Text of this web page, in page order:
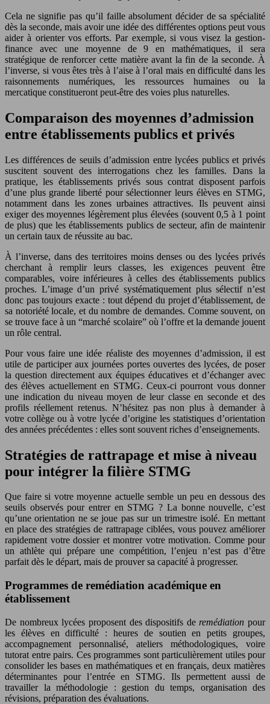
Cela ne signifie pas qu’il faille absolument décider de sa spécialité
dès la seconde, mais avoir une idée des différentes options peut vous
aider à orienter vos efforts. Par exemple, si vous visez la gestion-
finance avec une moyenne de 9 en mathématiques, il sera
stratégique de renforcer cette matière avant la fin de la seconde. À
l’inverse, si vous êtes très à l’aise à l’oral mais en difficulté dans les
raisonnements numériques, les ressources humaines ou la
mercatique constitueront peut-être des voies plus naturelles.
Comparaison des moyennes d’admission
entre établissements publics et privés
Les différences de seuils d’admission entre lycées publics et privés
suscitent souvent des interrogations chez les familles. Dans la
pratique, les établissements privés sous contrat disposent parfois
d’une plus grande liberté pour sélectionner leurs élèves en STMG,
notamment dans les zones urbaines attractives. Ils peuvent ainsi
exiger des moyennes légèrement plus élevées (souvent 0,5 à 1 point
de plus) que les établissements publics de secteur, afin de maintenir
un certain taux de réussite au bac.
À l’inverse, dans des territoires moins denses ou des lycées privés
cherchant à remplir leurs classes, les exigences peuvent être
comparables, voire inférieures à celles des établissements publics
proches. L’image d’un privé systématiquement plus sélectif n’est
donc pas toujours exacte : tout dépend du projet d’établissement, de
sa notoriété locale, et du nombre de demandes. Comme souvent, on
se trouve face à un “marché scolaire” où l’offre et la demande jouent
un rôle central.
Pour vous faire une idée réaliste des moyennes d’admission, il est
utile de participer aux journées portes ouvertes des lycées, de poser
la question directement aux équipes éducatives et d’échanger avec
des élèves actuellement en STMG. Ceux-ci pourront vous donner
une indication du niveau moyen de leur classe en seconde et des
profils réellement retenus. N’hésitez pas non plus à demander à
votre collège ou à votre lycée d’origine les statistiques d’orientation
des années précédentes : elles sont souvent riches d’enseignements.
Stratégies de rattrapage et mise à niveau
pour intégrer la filière STMG
Que faire si votre moyenne actuelle semble un peu en dessous des
seuils observés pour entrer en STMG ? La bonne nouvelle, c’est
qu’une orientation ne se joue pas sur un trimestre isolé. En mettant
en place des stratégies de rattrapage ciblées, vous pouvez améliorer
rapidement votre dossier et montrer votre motivation. Comme pour
un athlète qui prépare une compétition, l’enjeu n’est pas d’être
parfait dès le départ, mais de prouver sa capacité à progresser.
Programmes de remédiation académique en
établissement
De nombreux lycées proposent des dispositifs de remédiation pour
les élèves en difficulté : heures de soutien en petits groupes,
accompagnement personnalisé, ateliers méthodologiques, voire
tutorat entre pairs. Ces programmes sont particulièrement utiles pour
consolider les bases en mathématiques et en français, deux matières
déterminantes pour l’entrée en STMG. Ils permettent aussi de
travailler la méthodologie : gestion du temps, organisation des
révisions, préparation des évaluations.